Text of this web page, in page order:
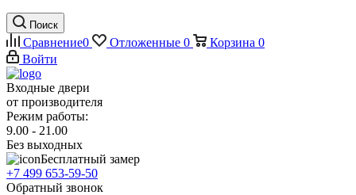
Поиск
Сравнение0 Отложенные 0 Корзина 0
Войти
Входные двери
от производителя
Режим работы:
9.00 - 21.00
Без выходных
Бесплатный замер
+7 499 653-59-50
Обратный звонок